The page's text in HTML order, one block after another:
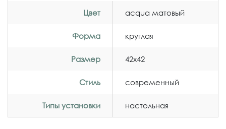
Цвет acqua матовый
Форма круглая
Размер 42x42
Стиль современный
Типы установки настольная